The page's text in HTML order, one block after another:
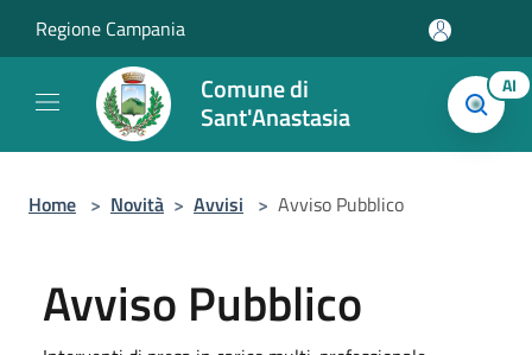
Regione Campania
Comune di
Sant'Anastasia
AI
Home > Novità > Avvisi > Avviso Pubblico
Avviso Pubblico